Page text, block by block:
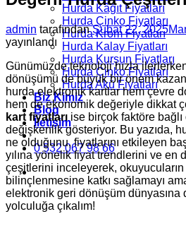
Hurda Kâğıt Fiyatları
Hurda Çinko Fiyatları
Hurda Krom Fiyatları
Hurda Kalay Fiyatları
Hurda Kurşun Fiyatları
Hurda Çinko Fiyatları
Hurda Akü Fiyatları
Biz Kimiz
Blog
İletişim
0 532 067 98 66
admin tarafından Şubat 22, 2025
yayınlandı
Günümüzde teknoloji hızla
dönüşümü de büyük bir önem
hurda elektronik kartlar hem çevre
hem de ekonomik değeriyle dikkat
kart fiyatları ise birçok faktöre
değişkenlik gösteriyor. Bu yazıda,
ne olduğunu, fiyatlarını etkileyen
yılına yönelik fiyat trendlerini ve en
çeşitlerini inceleyerek,
bilinçlenmesine katkı sağlamayı
elektronik geri dönüşüm dünyasına
yolculuğa çıkalım!